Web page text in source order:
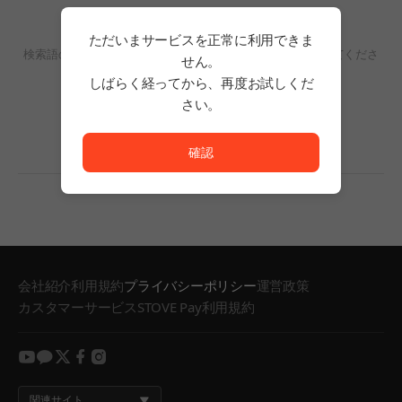
検索結果がありません。
検索語の単語数を減らすか、フィルタリングの条件を変更してくださ
い。
検索結果がありません。
会社紹介利用規約プライバシーポリシー運営政策
カスタマーサービスSTOVE Pay利用規約
youtube
kakao
twitter
facebook
instagram
ただいまサービスを正常に利用できま
せん。
しばらく経ってから、再度お試しくだ
さい。
確認